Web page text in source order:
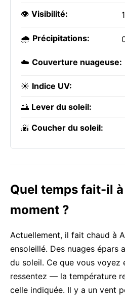
👁️ Visibilité:
🌧️ Précipitations:
☁️ Couverture nuageuse:
☀️ Indice UV:
🌅 Lever du soleil:
🌇 Coucher du soleil:
Quel temps fait-il
moment ?
Actuellement, il fait chaud à
ensoleillé. Des nuages épars
du soleil. Ce que vous voyez
ressentez — la température
celle indiquée. Il y a un vent